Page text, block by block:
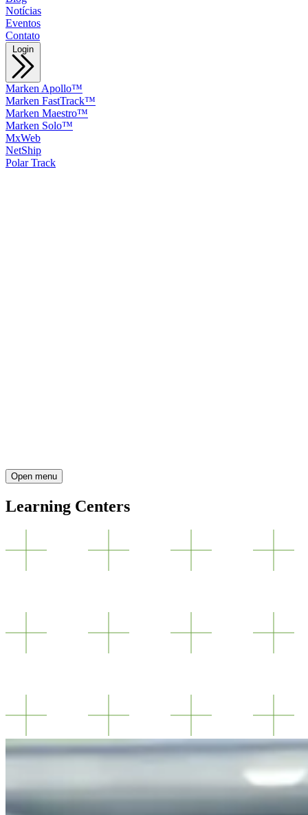
Notícias
Eventos
Contato
Login
Marken Apollo™
Marken FastTrack™
Marken Maestro™
Marken Solo™
MxWeb
NetShip
Polar Track
Open menu
Learning Centers